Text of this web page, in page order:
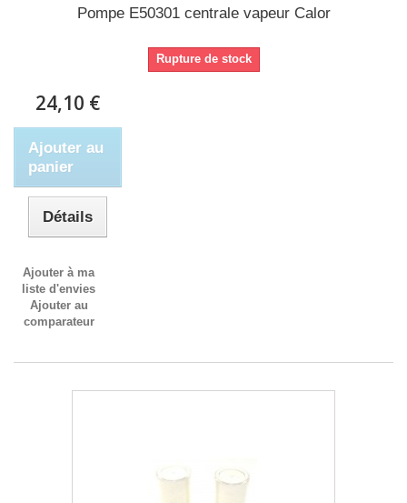
Pompe E50301 centrale vapeur Calor
Rupture de stock
24,10 €
Ajouter au
panier
Détails
Ajouter à ma
liste d'envies
Ajouter au
comparateur